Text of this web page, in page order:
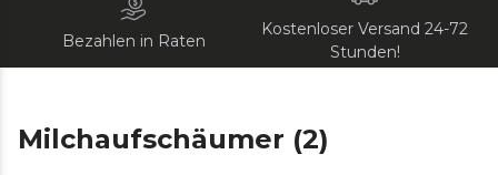
Bezahlen in Raten
Kostenloser Versand 24-72
Stunden!
Milchaufschäumer (2)